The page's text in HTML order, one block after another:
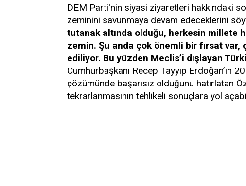
DEM Parti'nin siyasi ziyaretleri hakkındaki
zeminini savunmaya devam edeceklerini
tutanak altında olduğu, herkesin millete
zemin. Şu anda çok önemli bir fırsat var,
ediliyor. Bu yüzden Meclis’i dışlayan
Cumhurbaşkanı Recep Tayyip Erdoğan’ın
çözümünde başarısız olduğunu hatırlatan
tekrarlanmasının tehlikeli sonuçlara yol